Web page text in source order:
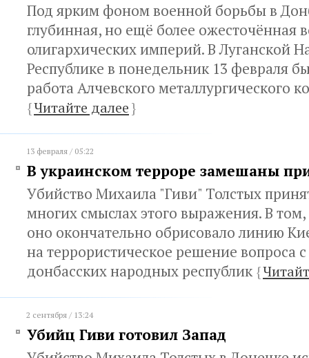
Под ярким фоном военной борьбы в
глубинная, но ещё более ожесточённая
олигархических империй. В Луганской
Республике в понедельник 13 февраля
работа Алчевского металлургического
{Читайте далее}
13 февраля / 05:22
В украинском терроре замешаны
Убийство Михаила "Гиви" Толстых
многих смыслах этого выражения. В
оно окончательно обрисовало линию
на террористическое решение вопроса
донбасских народных республик{
2 сентября / 13:24
Убийц Гиви готовил Запад